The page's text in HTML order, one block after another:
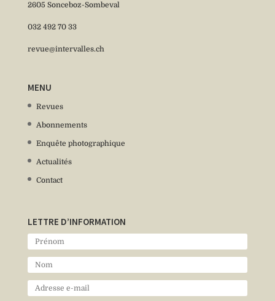
2605 Sonceboz-Sombeval
032 492 70 33
revue@intervalles.ch
MENU
Revues
Abonnements
Enquête photographique
Actualités
Contact
LETTRE D’INFORMATION